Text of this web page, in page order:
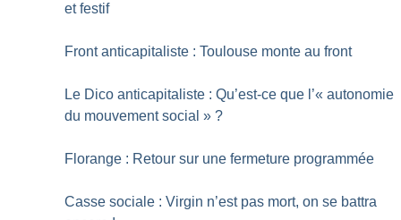
et festif
Front anticapitaliste : Toulouse monte au front
Le Dico anti­capitaliste : Qu’est-ce que l’« autonomie
du mouvement social » ?
Florange : Retour sur une fermeture programmée
Casse sociale : Virgin n’est pas mort, on se battra